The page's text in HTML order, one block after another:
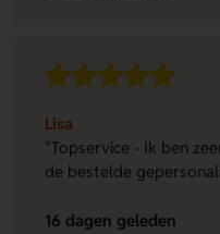
Lisa
"Topservice - Ik ben
de bestelde
16 dagen geleden